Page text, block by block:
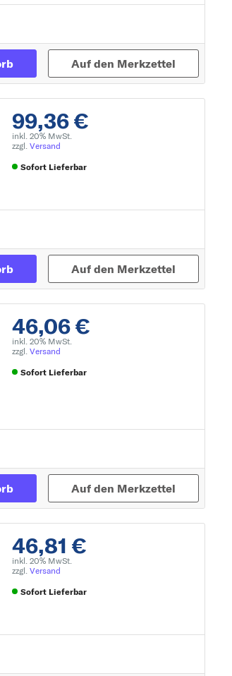
Auf den Merkzettel
99,36 €
inkl. 20% MwSt.
zzgl. Versand
Sofort Lieferbar
Auf den Merkzettel
46,06 €
inkl. 20% MwSt.
zzgl. Versand
Sofort Lieferbar
Auf den Merkzettel
46,81 €
inkl. 20% MwSt.
zzgl. Versand
Sofort Lieferbar